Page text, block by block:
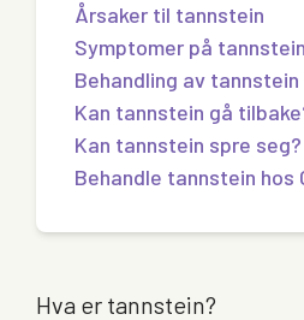
Hva er tannstein?
Årsaker til tannstein
Symptomer på tannstein
Behandling av tannstein
Kan tannstein gå
Kan tannstein spre seg?
Behandle tannstein hos